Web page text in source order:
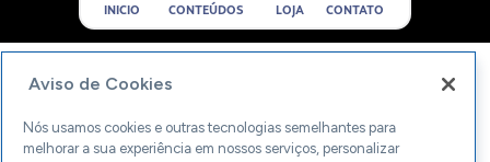
INICIO CONTEÚDOS LOJA CONTATO
Aviso de Cookies
Nós usamos cookies e outras tecnologias semelhantes para
melhorar a sua experiência em nossos serviços, personalizar